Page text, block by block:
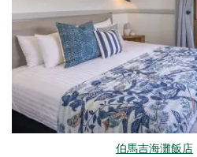
伯馬吉海灘飯店